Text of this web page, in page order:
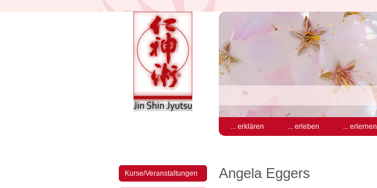
... erklären ... erleben ... erlernen
Kurse/Veranstaltungen Angela Eggers